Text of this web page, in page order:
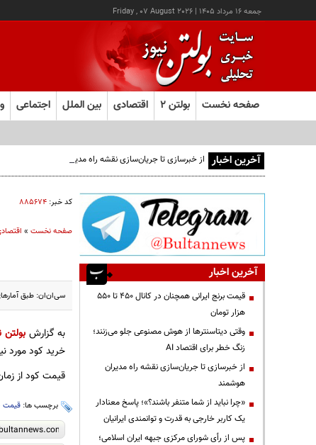
جمعه ۱۶ مرداد ۱۴۰۵ |
Friday , 07 August 2026
صفحه نخست بولتن ۲ اقتصادی بین الملل اجتماعی
آخرین اخبار از خبرسازی تا جریان‌سازی نقشه راه مدیران هوشمند
کد خبر: ۸۸۵۶۷۴
صفحه نخست»
سی‌ان‌ان: طبق آمارهای رسمی، ۷۰ درصد از کشاورزان آمریکایی اعلام کرده‌اند که دیگر توان مالی
به گزارشبولتن
خرید کود مورد
قیمت کود از زمان آغاز
برچسب ها: قیمت
آخرین اخبار
قیمت‌ برنج ایرانی همچنان در کانال ۴۵۰ تا ۵۵۰
هزار تومان
وقتی دیتاسنترها از هوش مصنوعی جلو می‌زنند؛
زنگ خطر برای اقتصاد AI
از خبرسازی تا جریان‌سازی نقشه راه مدیران
هوشمند
«چرا نباید از شما متنفر باشند؟»؛ پاسخ معنادار
یک کاربر خارجی به قدرت و توانمندی ایرانیان
پس از رأی شورای مرکزی جبهه ایران اسلامی؛